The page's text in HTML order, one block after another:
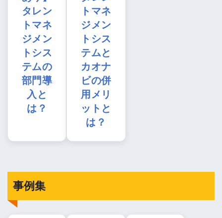
タレン
トマネ
ジメン
トシス
テムの
部門導
入と
は？
トマネ
ジメン
トシス
テムと
カオナ
ビの併
用メリ
ットと
は？
事例集